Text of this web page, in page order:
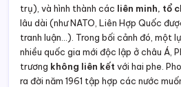
trụ), và hình thành các liên minh, tổ
lâu dài (như NATO, Liên Hợp Quốc
tranh luận…). Trong bối cảnh đó, một
nhiều quốc gia mới độc lập ở châu Á,
trương không liên kết với hai phe.
ra đời năm 1961 tập hợp các nước